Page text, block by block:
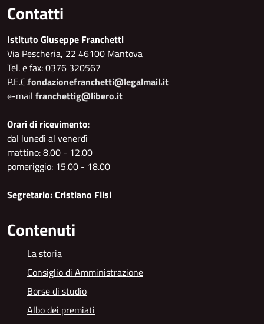
Contatti
Istituto Giuseppe Franchetti
Via Pescheria, 22 46100 Mantova
Tel. e fax: 0376 320567
P.E.C.fondazionefranchetti@legalmail.it
e-mail franchettig@libero.it
Orari di ricevimento:
dal lunedì al venerdì
mattino: 8.00 - 12.00
pomeriggio: 15.00 - 18.00
Segretario: Cristiano Flisi
Contenuti
La storia
Consiglio di Amministrazione
Borse di studio
Albo dei premiati